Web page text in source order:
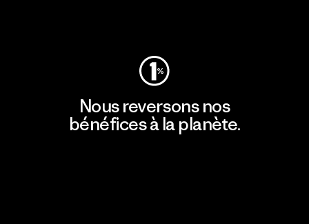
Nous reversons nos
bénéfices à la planète.